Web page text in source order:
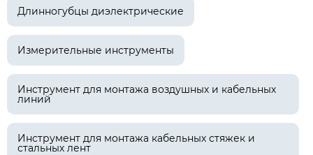
Длинногубцы диэлектрические
Измерительные инструменты
Инструмент для монтажа воздушных и кабельных
линий
Инструмент для монтажа кабельных стяжек и
стальных лент